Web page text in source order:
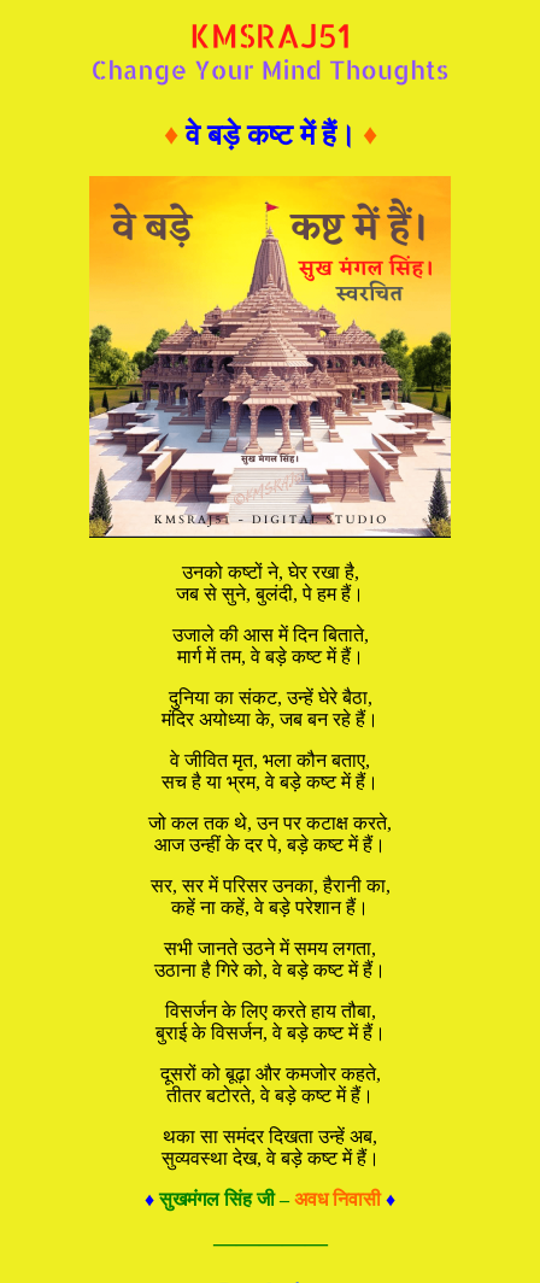
♦वे बड़े कष्ट में हैं। ♦
उनको कष्टों ने, घेर रखा है,
जब से सुने, बुलंदी, पे हम हैं।
उजाले की आस में दिन बिताते,
मार्ग में तम, वे बड़े कष्ट में हैं।
दुनिया का संकट, उन्हें घेरे बैठा,
मंदिर अयोध्या के, जब बन रहे हैं।
वे जीवित मृत, भला कौन बताए,
सच है या भ्रम, वे बड़े कष्ट में हैं।
जो कल तक थे, उन पर कटाक्ष करते,
आज उन्हीं के दर पे, बड़े कष्ट में हैं।
सर, सर में परिसर उनका, हैरानी का,
कहें ना कहें, वे बड़े परेशान हैं।
सभी जानते उठने में समय लगता,
उठाना है गिरे को, वे बड़े कष्ट में हैं।
विसर्जन के लिए करते हाय तौबा,
बुराई के विसर्जन, वे बड़े कष्ट में हैं।
दूसरों को बूढ़ा और कमजोर कहते,
तीतर बटोरते, वे बड़े कष्ट में हैं।
थका सा समंदर दिखता उन्हें अब,
सुव्यवस्था देख, वे बड़े कष्ट में हैं।
♦सुखमंगल सिंह जी –अवध निवासी ♦
—————